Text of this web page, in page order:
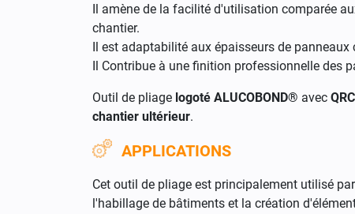
Il amène de la facilité d'utilisation comparée
chantier.
Il est adaptabilité aux épaisseurs de panneaux
Il Contribue à une finition professionnelle des
Outil de pliage logoté ALUCOBOND® avec
chantier ultérieur.
APPLICATIONS
Cet outil de pliage est principalement utilisé
l'habillage de bâtiments et la création